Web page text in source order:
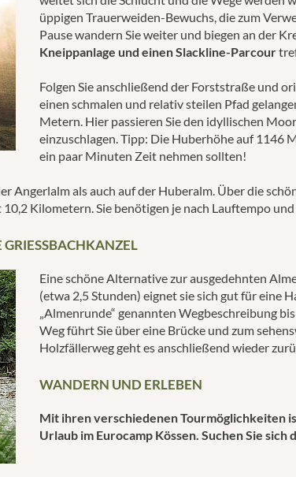
üppigen Trauerweiden-Bewuchs, die zum
Pause wandern Sie weiter und biegen an der
Kneippanlage und einen Slackline-Parcour
Folgen Sie anschließend der Forststraße und
einen schmalen und relativ steilen Pfad
Metern. Hier passieren Sie den idyllischen
einzuschlagen. Tipp: Die Huberhöhe auf 1146
ein paar Minuten Zeit nehmen sollten!
Angerlalm als auch auf der Huberalm. Über die
Kilometern. Sie benötigen je nach Lauftempo
Eine schöne Alternative zur ausgedehnten
(etwa 2,5 Stunden) eignet sie sich gut für eine
„Almenrunde“ genannten Wegbeschreibung
Weg führt Sie über eine Brücke und zum
Holzfällerweg geht es anschließend wieder
WANDERN UND ERLEBEN
Mit ihren verschiedenen Tourmöglichkeiten
Urlaub im Eurocamp Kössen. Suchen Sie